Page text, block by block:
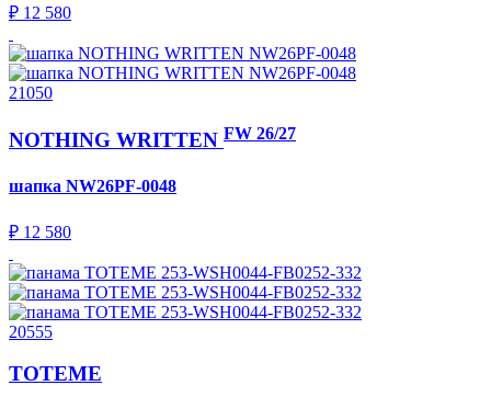
₽ 12 580
21050
NOTHING WRITTEN FW 26/27
шапка NW26PF-0048
₽ 12 580
20555
TOTEME